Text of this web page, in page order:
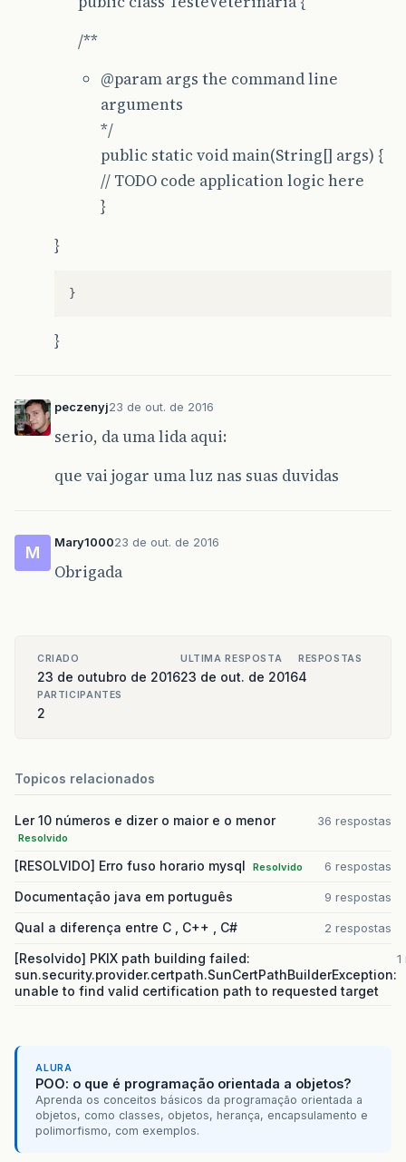
/**
@param args the command line
arguments
*/
public static void main(String[] args) {
// TODO code application logic here
}
}
}
}
peczenyj23 de out. de 2016
serio, da uma lida aqui:
que vai jogar uma luz nas suas duvidas
M
Mary100023 de out. de 2016
Obrigada
CRIADO
23 de outubro de 2016
ULTIMA RESPOSTA
23 de out. de 2016
RESPOSTAS
4
PARTICIPANTES
2
Topicos relacionados
Ler 10 números e dizer o maior e o menor
Resolvido
36 respostas
[RESOLVIDO] Erro fuso horario mysql Resolvido 6 respostas
Documentação java em português 9 respostas
Qual a diferença entre C , C++ , C# 2 respostas
[Resolvido] PKIX path building failed:
sun.security.provider.certpath.SunCertPathBuilderException:
unable to find valid certification path to requested target
ALURA
POO: o que é programação orientada a objetos?
Aprenda os conceitos básicos da programação orientada a
objetos, como classes, objetos, herança, encapsulamento e
polimorfismo, com exemplos.